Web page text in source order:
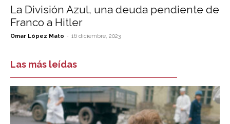
La División Azul, una deuda pendiente de
Franco a Hitler
Omar López Mato - 16 diciembre, 2023
Las más leídas